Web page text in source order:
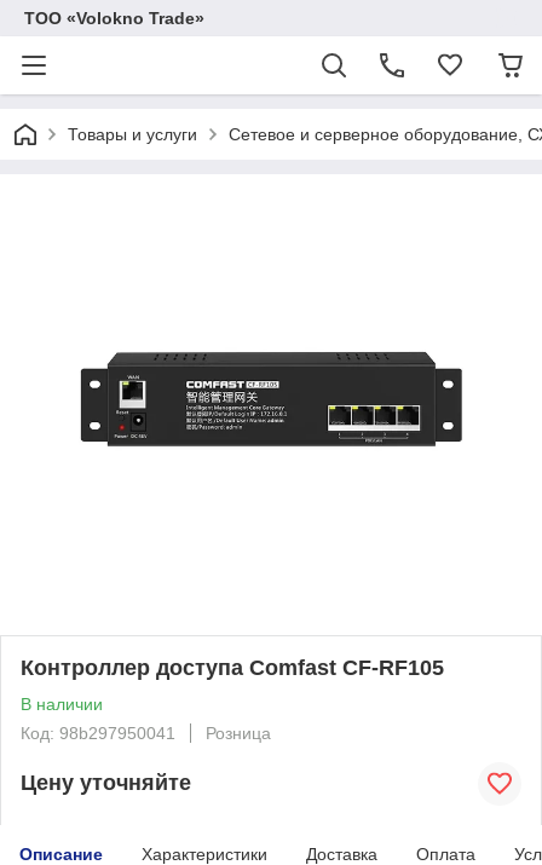
ТОО «Volokno Trade»
Товары и услуги Сетевое и серверное оборудование,
Контроллер доступа Comfast CF-RF105
В наличии
Код: 98b297950041
Розница
Цену уточняйте
Описание Характеристики Доставка Оплата